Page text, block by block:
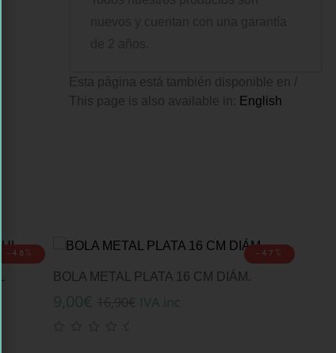
Esta página está también disponible en /
This page is also available in: English
-48% -47%
BOLA METAL PLATA 16 CM DIÁM.
9,00€ IVA inc